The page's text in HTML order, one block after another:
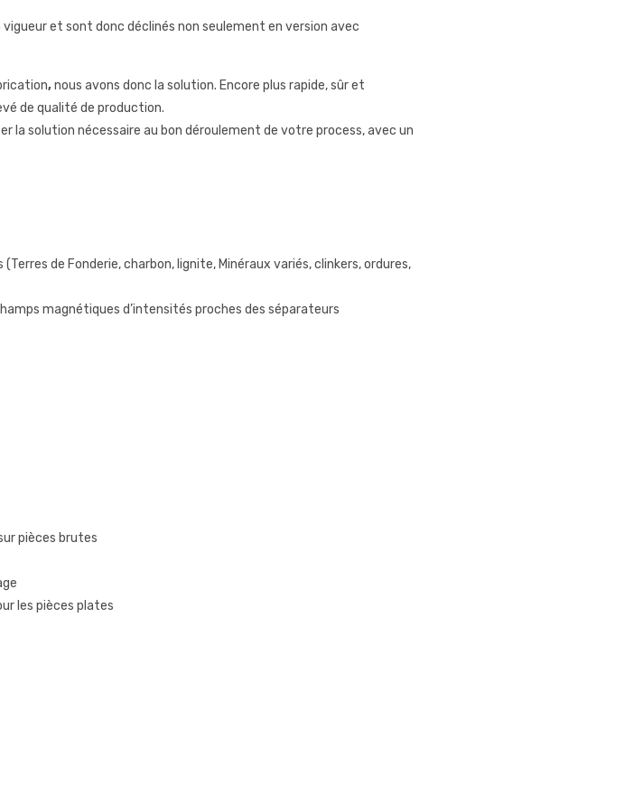
et sont donc déclinés non seulement en version avec
,nous avons donc la solution. Encore plus rapide, sûr et
de qualité de production.
la solution nécessaire au bon déroulement de votre process, avec un
de Fonderie, charbon, lignite, Minéraux variés, clinkers, ordures,
magnétiques d’intensités proches des séparateurs
pièces brutes
les pièces plates